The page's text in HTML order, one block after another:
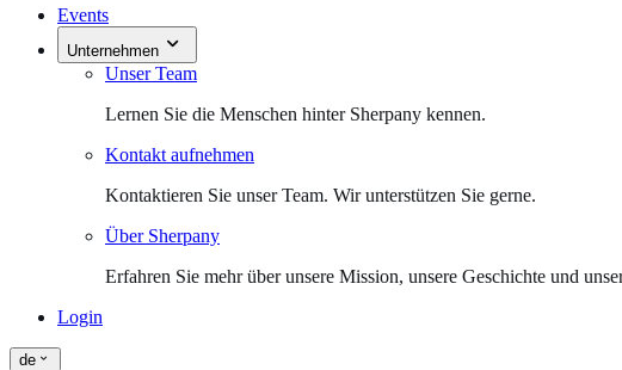
Events
Unternehmen
Unser Team
Lernen Sie die Menschen hinter Sherpany kennen.
Kontakt aufnehmen
Kontaktieren Sie unser Team. Wir unterstützen Sie gerne.
Über Sherpany
Erfahren Sie mehr über unsere Mission, unsere Geschichte und
Login
de